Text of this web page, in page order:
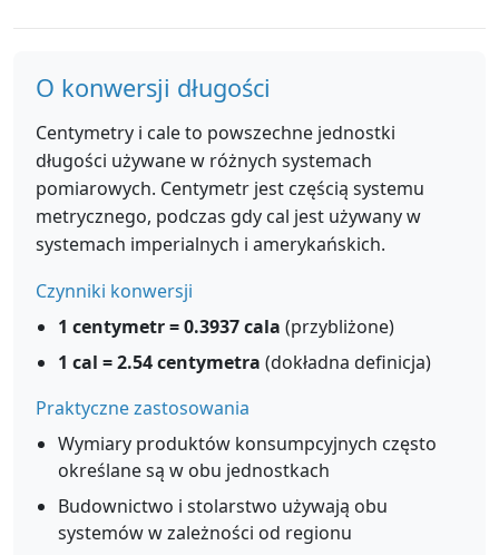
O konwersji długości
Centymetry i cale to powszechne jednostki
długości używane w różnych systemach
pomiarowych. Centymetr jest częścią systemu
metrycznego, podczas gdy cal jest używany w
systemach imperialnych i amerykańskich.
Czynniki konwersji
1 centymetr = 0.3937 cala (przybliżone)
1 cal = 2.54 centymetra (dokładna definicja)
Praktyczne zastosowania
Wymiary produktów konsumpcyjnych często
określane są w obu jednostkach
Budownictwo i stolarstwo używają obu
systemów w zależności od regionu